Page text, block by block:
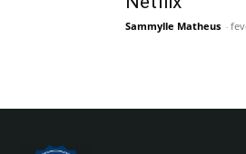
Sammylle Matheus -